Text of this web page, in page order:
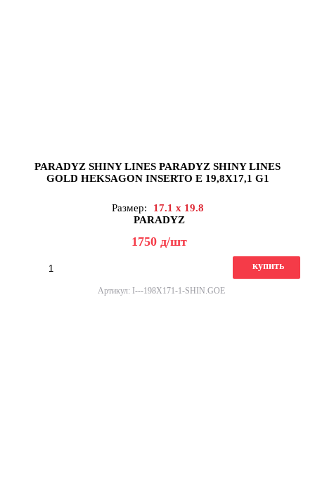
PARADYZ SHINY LINES PARADYZ SHINY LINES
GOLD HEKSAGON INSERTO E 19,8X17,1 G1
Размер:
17.1 x 19.8
PARADYZ
1750 д/шт
купить
Артикул: I---198X171-1-SHIN.GOE